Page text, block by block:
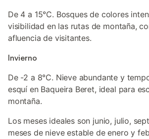
De 4 a 15°C. Bosques de colores
visibilidad en las rutas de montaña,
afluencia de visitantes.
Invierno
De -2 a 8°C. Nieve abundante y
esquí en Baqueira Beret, ideal para
montaña.
Los meses ideales son junio, julio,
meses de nieve estable de enero y